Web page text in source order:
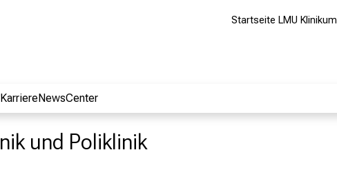
Startseite LMU Klinikum
KarriereNewsCenter
und Poliklinik